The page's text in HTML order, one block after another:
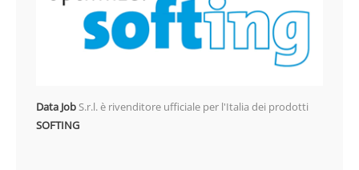
Data JobS.r.l. è rivenditore ufficiale per l'Italia dei prodotti
SOFTING